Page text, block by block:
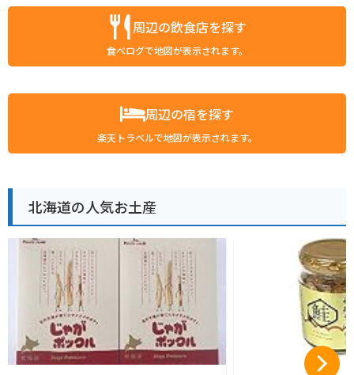
周辺の飲食店を探す
食べログで地図が表示されます。
周辺の宿を探す
楽天トラベルで地図が表示されます。
北海道の人気お土産